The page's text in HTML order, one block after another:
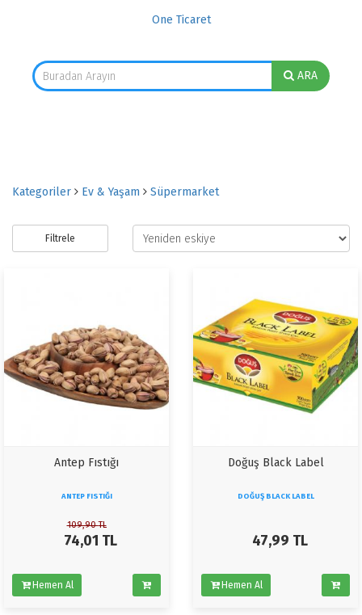
One Ticaret
ARA
Kategoriler Ev & Yaşam Süpermarket
Filtrele
Antep Fıstığı
ANTEP FISTIĞI
109,90TL
74,01 TL
Hemen Al
Doğuş Black Label
DOĞUŞ BLACK LABEL
47,99 TL
Hemen Al